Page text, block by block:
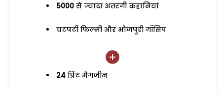
5000 से ज्यादा अतरंगी कहानियां
चटपटी फिल्मी और भोजपुरी गॉसिप
24 प्रिंट मैगजीन